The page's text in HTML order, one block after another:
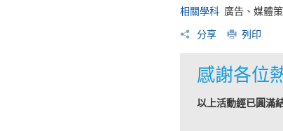
相關學科 廣告、媒體
分享 列印
感謝各位
以上活動經已圓滿